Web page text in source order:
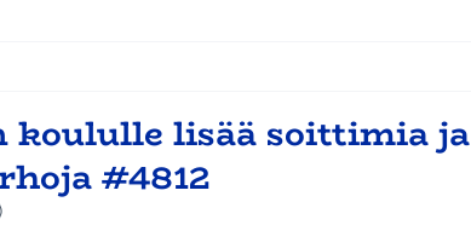
Riihikallio
lisää soittimia ja
#4812